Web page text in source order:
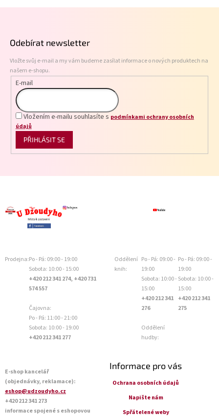
Odebírat newsletter
Vložte svůj e-mail a my vám budeme zasílat informace o nových produktech na
našem e-shopu.
E-mail
Vložením e-mailu souhlasíte s podmínkami ochrany osobních
údajů
PŘIHLÁSIT SE
Prodejna:Po - Pá: 09:00 - 19:00
Sobota: 10:00 - 15:00
+420 212 341 274, +420 731
574 557
Čajovna:
Po - Pá: 11:00 - 21:00
Sobota: 10:00 - 19:00
+420 212 341 277
Oddělení
knih:
Po - Pá: 09:00 -
19:00
Sobota: 10:00 -
15:00
+420 212 341
276
Oddělení
hudby:
Po - Pá: 09:00 -
19:00
Sobota: 10:00 -
15:00
+420 212 341
275
E-shop kancelář
(objednávky, reklamace):
eshop@udzoudyho.cz
+420 212 341 273
informace spojené s eshopovou
Informace pro vás
Ochrana osobních údajů
Napište nám
Spřátelené weby